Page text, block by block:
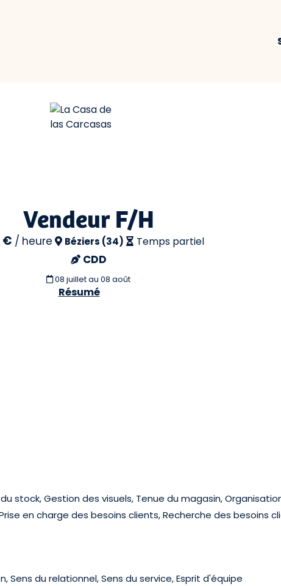
Vendeur F/H
€ / heure Béziers (34) Temps partiel
CDD
08 juilletau 08 août
Résumé
stock, Gestion des visuels, Tenue du magasin,
en charge des besoins clients, Recherche des besoins
du relationnel, Sens du service, Esprit d'équipe